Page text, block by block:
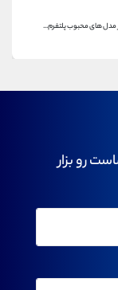
رو بزار